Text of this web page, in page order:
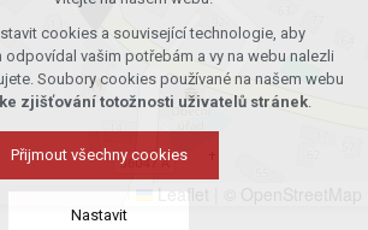
cookies a související technologie, aby
vašim potřebám a vy na webu nalezli
Soubory cookies používané na našem webu
zjišťování totožnosti uživatelů stránek.
Přijmout všechny cookies
Nastavit